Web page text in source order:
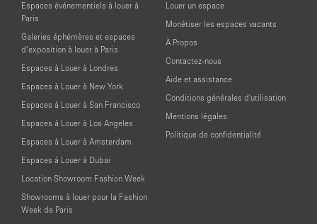
Espaces événementiels à louer à
Paris
Galeries éphémères et espaces
d’exposition à louer à Paris
Espaces à Louer à Londres
Espaces à Louer à New York
Espaces à Louer à San Francisco
Espaces à Louer à Los Angeles
Espaces à Louer à Amsterdam
Espaces à Louer à Dubai
Location Showroom Fashion Week
Showrooms à louer pour la Fashion
Week de Paris
Louer un espace
Monétiser les espaces vacants
À Propos
Contactez-nous
Aide et assistance
Conditions générales d'utilisation
Mentions légales
Politique de confidentialité